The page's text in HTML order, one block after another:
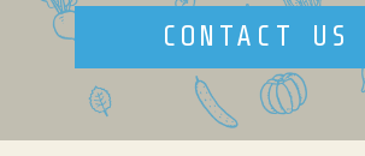
ゲストハウス 学生 八百
民設直売所 少量多品
マルシェ 伝統野菜
田んぼ体験 農地問題
CONTACT US